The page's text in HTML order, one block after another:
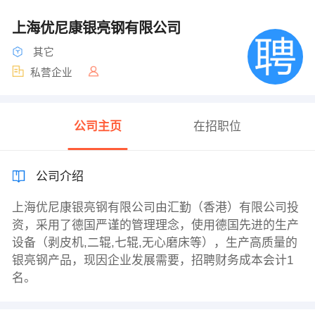
上海优尼康银亮钢有限公司
其它
私营企业
公司主页 在招职位
公司介绍
上海优尼康银亮钢有限公司由汇勤（香港）有限公司投
资，采用了德国严谨的管理理念，使用德国先进的生产
设备（剥皮机,二辊,七辊,无心磨床等），生产高质量的
银亮钢产品，现因企业发展需要，招聘财务成本会计1
名。